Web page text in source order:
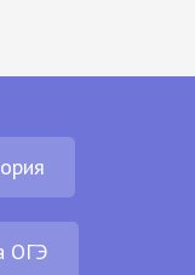
ОГЭ